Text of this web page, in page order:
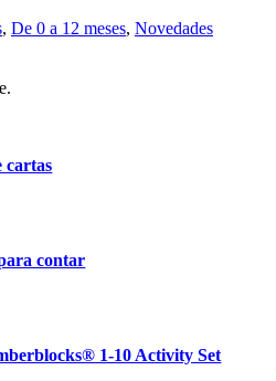
, De 0 a 12 meses, Novedades
cartas
contar
1-10 Activity Set